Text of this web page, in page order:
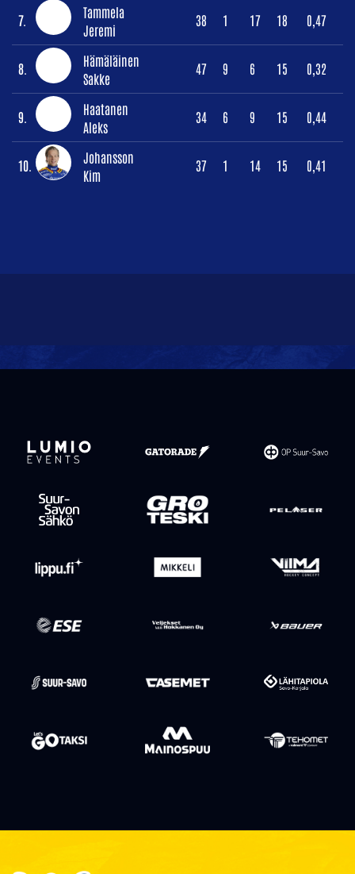
7.
Tammela
Jeremi
38 1 17 18 0,47
8.
Hämäläinen
Sakke
47 9 6 15 0,32
9.
Haatanen
Aleks
34 6 9 15 0,44
10.
Johansson
Kim
37 1 14 15 0,41